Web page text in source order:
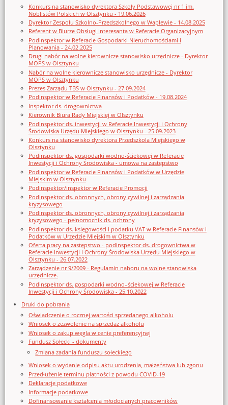
Konkurs na stanowisko dyrektora Szkoły Podstawowej nr 1 im.
Noblistów Polskich w Olsztynku - 19.06.2026
Dyrektor Zespołu Szkolno-Przedszkolnego w Waplewie - 14.08.2025
Referent w Biurze Obsługi Interesanta w Referacie Organizacyjnym
Podinspektor w Referacie Gospodarki Nieruchomościami i
Planowania - 24.02.2025
Drugi nabór na wolne kierownicze stanowisko urzędnicze - Dyrektor
MOPS w Olsztynku
Nabór na wolne kierownicze stanowisko urzędnicze - Dyrektor
MOPS w Olsztynku
Prezes Zarządu TBS w Olsztynku - 27.09.2024
Podinspektor w Referacie Finansów i Podatków - 19.08.2024
Inspektor ds. drogownictwa
Kierownik Biura Rady Miejskiej w Olsztynku
Podinspektor ds. inwestycji w Referacie Inwestycji i Ochrony
Środowiska Urzędu Miejskiego w Olsztynku - 25.09.2023
Konkurs na stanowisko dyrektora Przedszkola Miejskiego w
Olsztynku
Podinspektor ds. gospodarki wodno-ściekowej w Referacie
Inwestycji i Ochrony Środowiska - umowa na zastępstwo
Podinspektor w Referacie Finansów i Podatków w Urzędzie
Miejskim w Olsztynku
Podinspektor/inspektor w Referacie Promocji
Podinspektor ds. obronnych, obrony cywilnej i zarządzania
kryzysowego
Podinspektor ds. obronnych, obrony cywilnej i zarządzania
kryzysowego - pełnomocnik ds. ochrony
Podinspektor ds. księgowości i podatku VAT w Referacie Finansów i
Podatków w Urzędzie Miejskim w Olsztynku
Oferta pracy na zastępstwo - podinspektor ds. drogownictwa w
Referacie Inwestycji i Ochrony Środowiska Urzędu Miejskiego w
Olsztynku - 26.07.2022
Zarządzenie nr 9/2009 - Regulamin naboru na wolne stanowiska
urzędnicze.
Podinspektor ds. gospodarki wodno–ściekowej w Referacie
Inwestycji i Ochrony Środowiska - 25.10.2022
Druki do pobrania
Oświadczenie o rocznej wartości sprzedanego alkoholu
Wniosek o zezwolenie na sprzedaz alkoholu
Wniosek o zakup węgla w cenie preferencyjnej
Fundusz Sołecki - dokumenty
Zmiana zadania funduszu sołeckiego
Wniosek o wydanie odpisu aktu urodzenia, małżeństwa lub zgonu
Przedłużenie terminu płatności z powodu COVID-19
Deklaracje podatkowe
Informacje podatkowe
Dofinansowanie kształcenia młodocianych pracowników